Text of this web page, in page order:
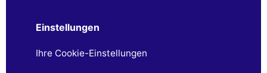
Einstellungen
Ihre Cookie-Einstellungen